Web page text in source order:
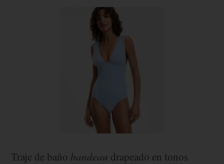
Traje de baño bandeau drapeado en tonos